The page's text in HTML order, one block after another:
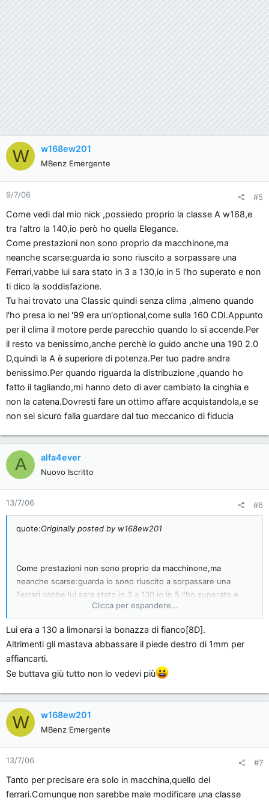
W w168ew201
MBenz Emergente
9/7/06 #5
Come vedi dal mio nick ,possiedo proprio la classe A w168,e
tra l'altro la 140,io però ho quella Elegance.
Come prestazioni non sono proprio da macchinone,ma
neanche scarse:guarda io sono riuscito a sorpassare una
Ferrari,vabbe lui sara stato in 3 a 130,io in 5 l'ho superato e non
ti dico la soddisfazione.
Tu hai trovato una Classic quindi senza clima ,almeno quando
l'ho presa io nel '99 era un'optional,come sulla 160 CDI.Appunto
per il clima il motore perde parecchio quando lo si accende.Per
il resto va benissimo,anche perchè io guido anche una 190 2.0
D,quindi la A è superiore di potenza.Per tuo padre andra
benissimo.Per quando riguarda la distribuzione ,quando ho
fatto il tagliando,mi hanno deto di aver cambiato la cinghia e
non la catena.Dovresti fare un ottimo affare acquistandola,e se
non sei sicuro falla guardare dal tuo meccanico di fiducia
A alfa4ever
Nuovo Iscritto
13/7/06 #6
quote:Originally posted by w168ew201
Come prestazioni non sono proprio da macchinone,ma
neanche scarse:guarda io sono riuscito a sorpassare una
Ferrari,vabbe lui sara stato in 3 a 130,io in 5 l'ho superato e
non ti dico la soddisfazione.Clicca per espandere...
Lui era a 130 a limonarsi la bonazza di fianco[8D].
Altrimenti gli mastava abbassare il piede destro di 1mm per
affiancarti.
Se buttava giù tutto non lo vedevi più
W w168ew201
MBenz Emergente
13/7/06 #7
Tanto per precisare era solo in macchina,quello del
ferrari.Comunque non sarebbe male modificare una classe